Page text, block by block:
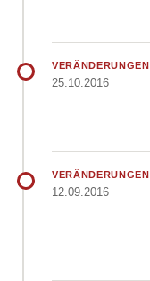
VERÄNDERUNGEN
25.10.2016
VERÄNDERUNGEN
12.09.2016